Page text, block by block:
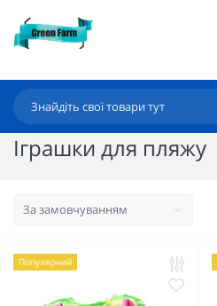
Іграшки для пляжу
Популярний